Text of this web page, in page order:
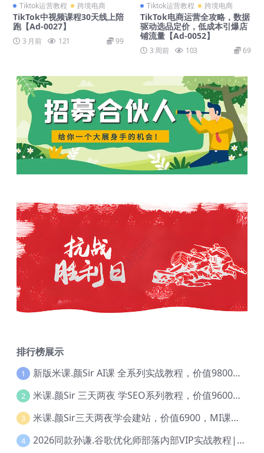
Tiktok运营教程 跨境电商
TikTok中视频课程30天线上陪
跑【Ad-0027】
3 月前 121 99
Tiktok运营教程 跨境电商
TikTok电商运营全攻略，数据
驱动选品定价，低成本引爆店
铺流量【Ad-0052】
3 周前 103 69
排行榜展示
1 新版米课.颜Sir AI课 全系列实战教程，价值9800，跨境首选！【Ag-0052】
2 米课.颜Sir 三天两夜 学SEO系列教程，价值9600元，跨境人都在学 【Ag-0056】
3 米课.颜Sir三天两夜学会建站，价值6900，MI课甄选课程 【Ag-0055】
4 2026同款孙谦.谷歌优化师部落内部VIP实战教程|价值4999元全网独家解码（官方报名版本）【@034】